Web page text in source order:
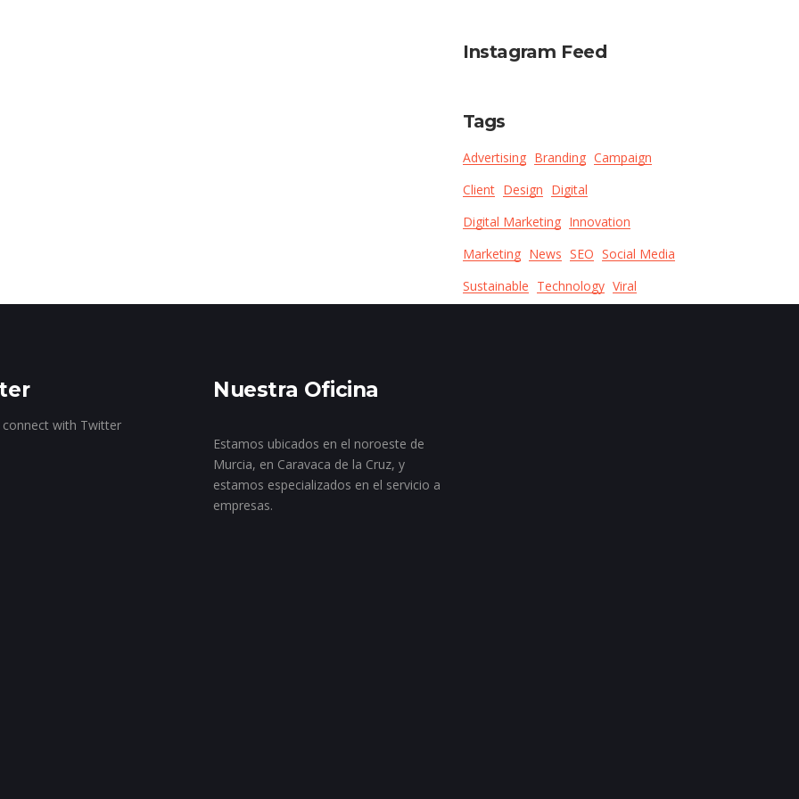
Instagram Feed
Tags
Advertising Branding Campaign
Client Design Digital
Digital Marketing Innovation
Marketing News SEO Social Media
Sustainable Technology Viral
connect with Twitter
Nuestra Oficina
Estamos ubicados en el noroeste de
Murcia, en Caravaca de la Cruz, y
estamos especializados en el servicio a
empresas.